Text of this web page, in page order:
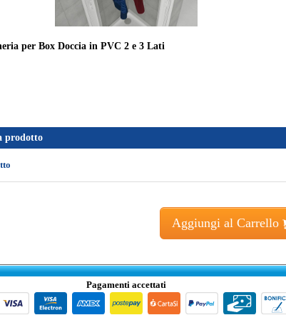
per Box Doccia in PVC 2 e 3 Lati
prodotto
Aggiungi al Carrello
Pagamenti accettati